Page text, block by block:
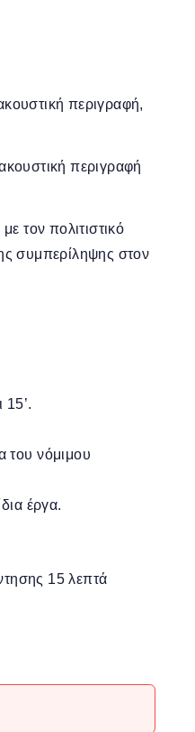
περιγραφή,
περιγραφή
τον πολιτιστικό
συμπερίληψης στον
15’.
του νόμιμου
έργα.
15 λεπτά